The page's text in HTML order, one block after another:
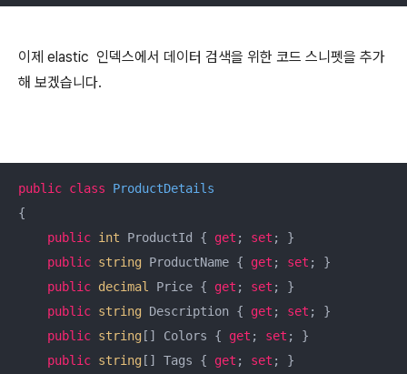
이제 elastic 인덱스에서 데이터 검색을 위한 코드 스니펫을 추가
해 보겠습니다.
public class
ProductDetails
{
public int ProductId { get ; set ; }
public string ProductName { get ; set ; }
public decimal Price { get ; set ; }
public string Description { get ; set ; }
public string [] Colors { get ; set ; }
public string [] Tags { get ; set ; }